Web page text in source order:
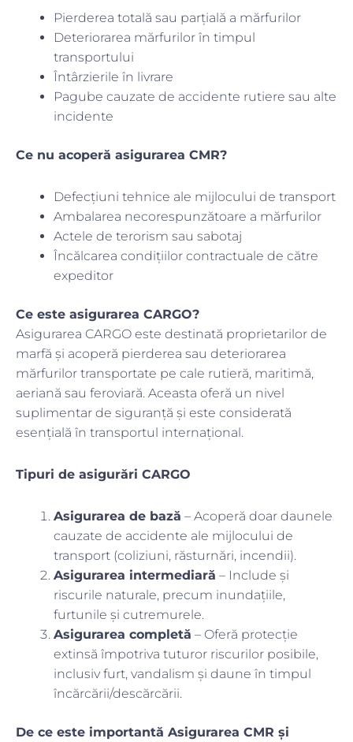
Pierderea totală sau parțială a mărfurilor
Deteriorarea mărfurilor în timpul
transportului
Întârzierile în livrare
Pagube cauzate de accidente rutiere sau alte
incidente
Ce nu acoperă asigurarea CMR?
Defecțiuni tehnice ale mijlocului de transport
Ambalarea necorespunzătoare a mărfurilor
Actele de terorism sau sabotaj
Încălcarea condițiilor contractuale de către
expeditor
Ce este asigurarea CARGO?
Asigurarea CARGO este destinată proprietarilor de
marfă și acoperă pierderea sau deteriorarea
mărfurilor transportate pe cale rutieră, maritimă,
aeriană sau feroviară. Aceasta oferă un nivel
suplimentar de siguranță și este considerată
esențială în transportul internațional.
Tipuri de asigurări CARGO
Asigurarea de bază – Acoperă doar daunele
cauzate de accidente ale mijlocului de
transport (coliziuni, răsturnări, incendii).
Asigurarea intermediară – Include și
riscurile naturale, precum inundațiile,
furtunile și cutremurele.
Asigurarea completă – Oferă protecție
extinsă împotriva tuturor riscurilor posibile,
inclusiv furt, vandalism și daune în timpul
încărcării/descărcării.
De ce este importantă Asigurarea CMR și